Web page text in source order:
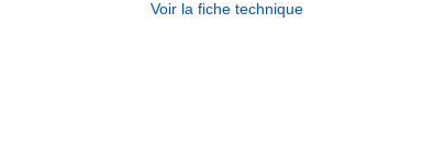
Voir la fiche technique